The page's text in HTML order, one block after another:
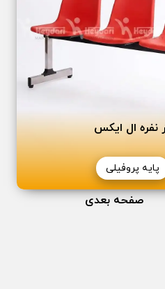
نفره ال ایکس
پایه پروفیلی
صفحه بعدی